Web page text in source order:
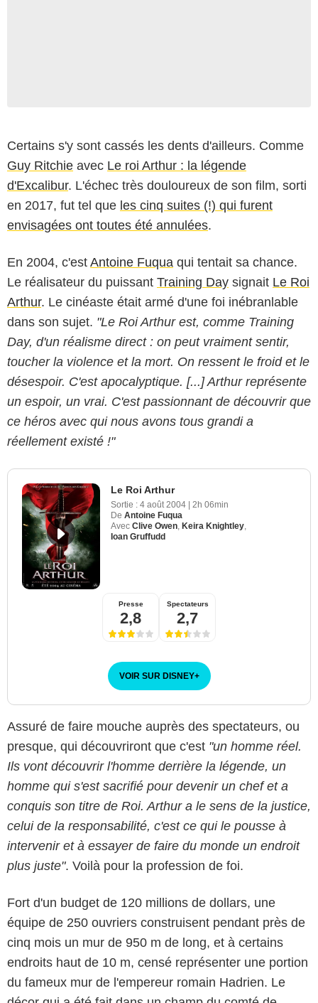
Certains s'y sont cassés les dents d'ailleurs. Comme
Guy Ritchie avec Le roi Arthur : la légende
d'Excalibur. L'échec très douloureux de son film, sorti
en 2017, fut tel que les cinq suites (!) qui furent
envisagées ont toutes été annulées.
En 2004, c'est Antoine Fuqua qui tentait sa chance.
Le réalisateur du puissant Training Day signait Le Roi
Arthur. Le cinéaste était armé d'une foi inébranlable
dans son sujet. "Le Roi Arthur est, comme Training
Day, d'un réalisme direct : on peut vraiment sentir,
toucher la violence et la mort. On ressent le froid et le
désespoir. C'est apocalyptique. [...] Arthur représente
un espoir, un vrai. C'est passionnant de découvrir que
ce héros avec qui nous avons tous grandi a
réellement existé !"
Le Roi Arthur
Sortie : 4 août 2004 | 2h 06min
De Antoine Fuqua
Avec Clive Owen Keira Knightley
Ioan Gruffudd
Presse
2,8
Spectateurs
2,7
VOIR SUR DISNEY+
Assuré de faire mouche auprès des spectateurs, ou
presque, qui découvriront que c'est "un homme réel.
Ils vont découvrir l'homme derrière la légende, un
homme qui s'est sacrifié pour devenir un chef et a
conquis son titre de Roi. Arthur a le sens de la justice,
celui de la responsabilité, c'est ce qui le pousse à
intervenir et à essayer de faire du monde un endroit
plus juste". Voilà pour la profession de foi.
Fort d'un budget de 120 millions de dollars, une
équipe de 250 ouvriers construisent pendant près de
cinq mois un mur de 950 m de long, et à certains
endroits haut de 10 m, censé représenter une portion
du fameux mur de l'empereur romain Hadrien. Le
Buena Vista International